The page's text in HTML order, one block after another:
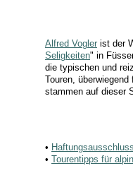
Alfred Vogler ist der
Seligkeiten" in
die typischen und
Touren,
stammen auf dieser
•
• Tourentipps für